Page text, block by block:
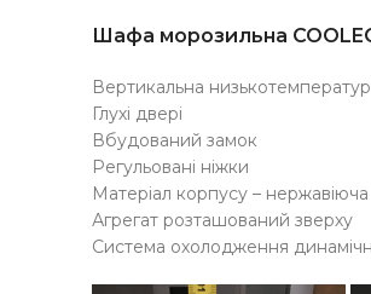
Шафа морозильна
Вертикальна
Глухі двері
Вбудований замок
Регульовані ніжки
Матеріал корпусу – нержавіюча
Агрегат розташований зверху
Система охолодження